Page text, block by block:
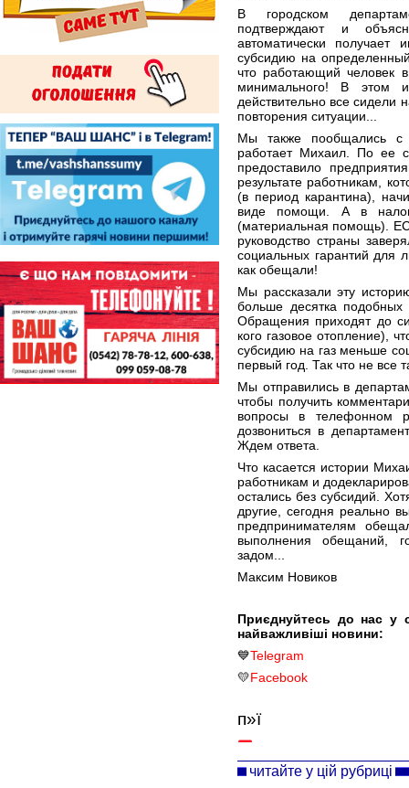
В городском
подтверждают и
автоматически
субсидию на
что работающий человек
минимального! В этом
действительно все сидели
повторения ситуации...
Мы также пообщались с
работает Михаил. По ее
предоставило
результате работникам,
(в период карантина),
виде помощи. А в
(материальная помощь).
руководство страны
социальных гарантий для
как обещали!
Мы рассказали эту
больше десятка
Обращения приходят до
кого газовое отопление),
субсидию на газ меньше
первый год. Так что не все
Мы отправились в
чтобы получить
вопросы в телефонном
дозвониться в
Ждем ответа.
Что касается истории
работникам и
остались без субсидий.
другие, сегодня реально
предпринимателям
выполнения обещаний,
задом...
Максим Новиков
Приєднуйтесь до нас у
найважливіші новини:
💙Telegram
💛Facebook
п»ї
читайте у цій рубриці